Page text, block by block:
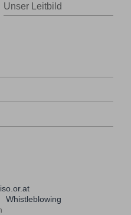
Unser Leitbild
Whistleblowing